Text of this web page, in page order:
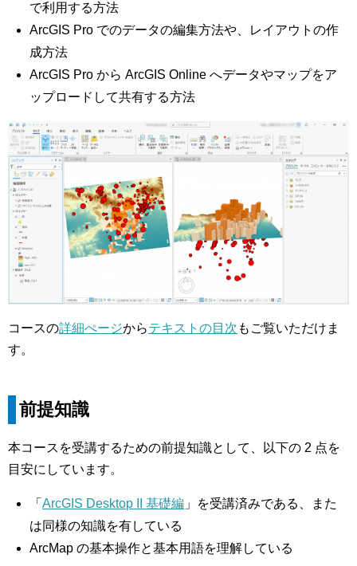
で利用する方法
ArcGIS Pro でのデータの編集方法や、レイアウトの作
成方法
ArcGIS Pro から ArcGIS Online へデータやマップをア
ップロードして共有する方法
コースの詳細ぺージからテキストの目 次 もご覧いただけま
す。
前提知識
本コースを受講するための前提知識として、以下の 2 点を
目安にしています。
「ArcGIS Desktop II 基礎編 」を受講済みである、また
は同様の知識を有している
ArcMap の基本操作と基本用語を理解している